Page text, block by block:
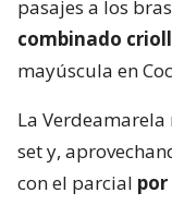
pasajes a los
combinado
mayúscula en
La
set y,
con el parcial por